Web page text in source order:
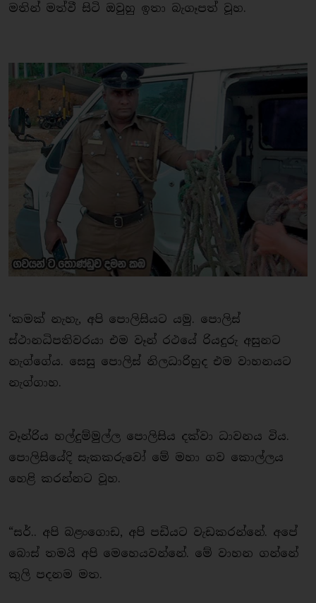
මතින් මත්වී සිටි ඔවුහු ඉතා බැගෑපත් වූහ.
‘කමක් නැහැ, අපි පොලිසියට යමු. පොලිස්
ස්ථානධිපතිවරයා එම වෑන් රථයේ රියදුරු අසුනට
නැග්ගේය. සෙසු පොලිස් නිලධාරිහුද එම වාහනයට
නැග්ගාහ.
වෑන්රිය හල්දුම්මුල්ල පොලිසිය දක්වා ධාවනය විය.
පොලිසියේදි සැකකරුවෝ මේ මහා ගව කොල්ලය
හෙළි කරන්නට වූහ.
“සර්.. අපි බළංගොඩ, අපි පඩියට වැඩකරන්නේ. අපේ
බොස් තමයි අපි මෙ‍හෙයවන්නේ. මේ වාහන ගන්නේ
කුලි පදනම මත.